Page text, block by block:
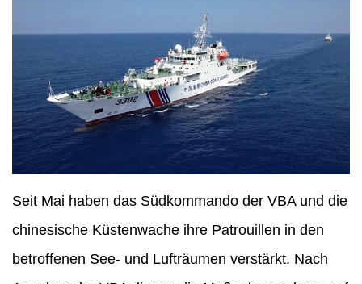
Seit Mai haben das Südkommando der VBA und die
chinesische Küstenwache ihre Patrouillen in den
betroffenen See- und Lufträumen verstärkt. Nach